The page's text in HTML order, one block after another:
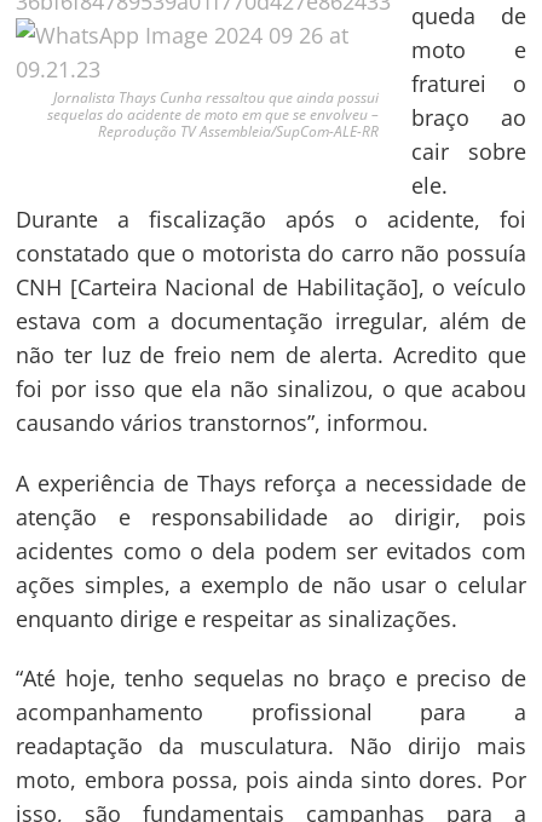
Jornalista Thays Cunha ressaltou que ainda possui
sequelas do acidente de moto em que se envolveu –
Reprodução TV Assembleia/SupCom-ALE-RR
queda de
moto e
fraturei o
braço ao
cair sobre
ele.
Durante a fiscalização após o acidente, foi
constatado que o motorista do carro não possuía
CNH [Carteira Nacional de Habilitação], o veículo
estava com a documentação irregular, além de
não ter luz de freio nem de alerta. Acredito que
foi por isso que ela não sinalizou, o que acabou
causando vários transtornos”, informou.
A experiência de Thays reforça a necessidade de
atenção e responsabilidade ao dirigir, pois
acidentes como o dela podem ser evitados com
ações simples, a exemplo de não usar o celular
enquanto dirige e respeitar as sinalizações.
“Até hoje, tenho sequelas no braço e preciso de
acompanhamento profissional para a
readaptação da musculatura. Não dirijo mais
moto, embora possa, pois ainda sinto dores. Por
isso, são fundamentais campanhas para a